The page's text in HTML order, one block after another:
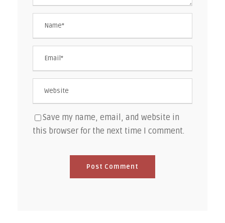
Save my name, email, and website in
this browser for the next time I comment.